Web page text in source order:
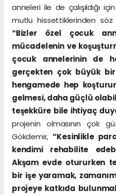
anneleri ile de çalışıldığı
mutlu hissettiklerinden
“Bizler özel çocuk
mücadelenin ve
çocuk annelerinin de
gerçekten çok büyük
hengamede hep
gelmesi, daha güçlü
teşekküre bile ihtiyaç
projenin olmasının çok
Gökdemir,“Kesinlikle
kendimi rehabilite
Akşam evde otururken
bir işe yaramak,
projeye katkıda